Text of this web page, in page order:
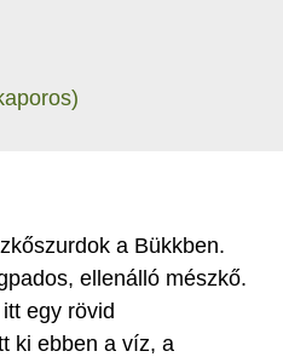
a Bükkben.
ellenálló mészkő.
egy rövid
ki ebben a víz, a